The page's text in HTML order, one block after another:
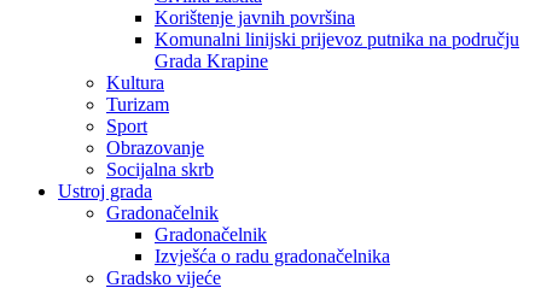
Korištenje javnih površina
Komunalni linijski prijevoz putnika na području
Grada Krapine
Kultura
Turizam
Sport
Obrazovanje
Socijalna skrb
Ustroj grada
Gradonačelnik
Gradonačelnik
Izvješća o radu gradonačelnika
Gradsko vijeće